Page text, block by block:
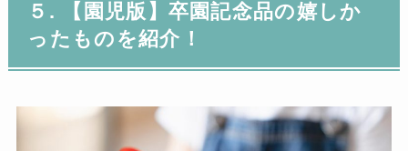
５. 【園児版】卒園記念品の嬉しか
ったものを紹介！